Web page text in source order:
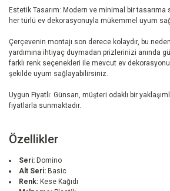
Estetik Tasarım: Modern ve minimal bir
her türlü ev dekorasyonuyla mükemmel uyum
Çerçevenin montajı son derece kolaydır, bu
yardımına ihtiyaç duymadan prizlerinizi anında
farklı renk seçenekleri ile mevcut ev
şekilde uyum sağlayabilirsiniz.
Uygun Fiyatlı: Günsan, müşteri odaklı bir
fiyatlarla sunmaktadır.
Özellikler
Seri: Domino
Alt Seri: Basic
Renk: Kese Kağıdı